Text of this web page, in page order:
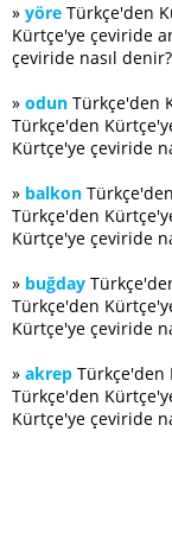
» yöre Türkçe'den
Kürtçe'ye çeviride
çeviride nasıl denir?
» odun Türkçe'den
Türkçe'den
Kürtçe'ye çeviride
» balkon
Türkçe'den
Kürtçe'ye çeviride
» buğday
Türkçe'den
Kürtçe'ye çeviride
» akrep Türkçe'den
Türkçe'den
Kürtçe'ye çeviride